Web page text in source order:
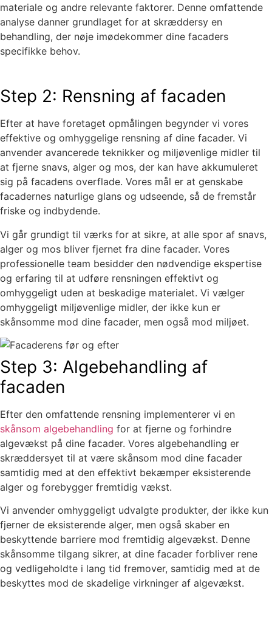
materiale og andre relevante faktorer. Denne omfattende
analyse danner grundlaget for at skræddersy en
behandling, der nøje imødekommer dine facaders
specifikke behov.
Step 2: Rensning af facaden
Efter at have foretaget opmålingen begynder vi vores
effektive og omhyggelige rensning af dine facader. Vi
anvender avancerede teknikker og miljøvenlige midler til
at fjerne snavs, alger og mos, der kan have akkumuleret
sig på facadens overflade. Vores mål er at genskabe
facadernes naturlige glans og udseende, så de fremstår
friske og indbydende.
Vi går grundigt til værks for at sikre, at alle spor af snavs,
alger og mos bliver fjernet fra dine facader. Vores
professionelle team besidder den nødvendige ekspertise
og erfaring til at udføre rensningen effektivt og
omhyggeligt uden at beskadige materialet. Vi vælger
omhyggeligt miljøvenlige midler, der ikke kun er
skånsomme mod dine facader, men også mod miljøet.
Step 3: Algebehandling af
facaden
Efter den omfattende rensning implementerer vi en
skånsom algebehandling for at fjerne og forhindre
algevækst på dine facader. Vores algebehandling er
skræddersyet til at være skånsom mod dine facader
samtidig med at den effektivt bekæmper eksisterende
alger og forebygger fremtidig vækst.
Vi anvender omhyggeligt udvalgte produkter, der ikke kun
fjerner de eksisterende alger, men også skaber en
beskyttende barriere mod fremtidig algevækst. Denne
skånsomme tilgang sikrer, at dine facader forbliver rene
og vedligeholdte i lang tid fremover, samtidig med at de
beskyttes mod de skadelige virkninger af algevækst.